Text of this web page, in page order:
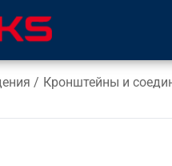
/ Кронштейны и